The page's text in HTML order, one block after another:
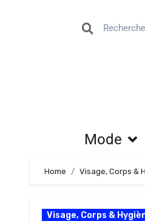
Mode
Home Visage, Corps &
Visage, Corps &